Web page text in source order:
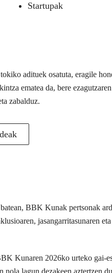
Startupak
adituek osatuta, eragile
ematea da, bere
zabalduz.
BBK Kunak pertsonak
jasangarritasunaren
Kunaren 2026ko urteko gai-